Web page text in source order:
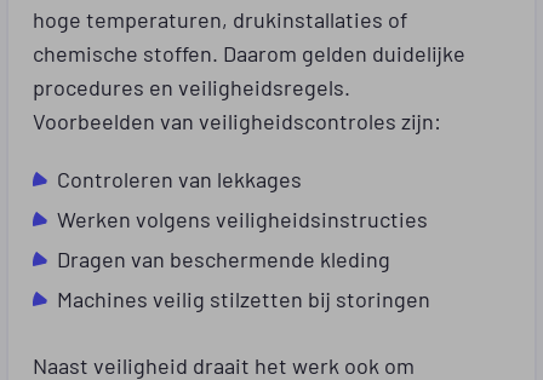
hoge temperaturen, drukinstallaties of
chemische stoffen. Daarom gelden duidelijke
procedures en veiligheidsregels.
Voorbeelden van veiligheidscontroles zijn:
Controleren van lekkages
Werken volgens veiligheidsinstructies
Dragen van beschermende kleding
Machines veilig stilzetten bij storingen
Naast veiligheid draait het werk ook om